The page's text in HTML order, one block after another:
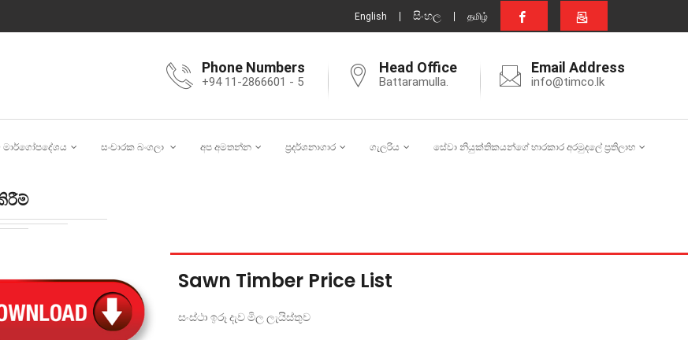
English සිංහල தமிழ்
Phone Numbers
+94 11-2866601 - 5
Head Office
Battaramulla.
Email Address
info@timco.lk
මාර්ගෝපදේශය සංචාරක බංගලා අප අමතන්න ප්‍රදර්ශනාගාර ගැලරිය සේවා නියුක්තිකයන්ගේ භාරකාර අරමුදලේ ප්‍රතිලාභ
Sawn Timber Price List
සංස්ථා ඉරූ දැව මිල ලැයිස්තුව